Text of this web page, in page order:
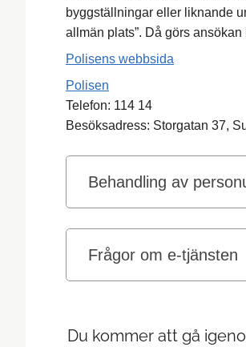
byggställningar eller liknande
allmän plats”. Då görs
Polisens webbsida
Polisen
Telefon: 114 14
Besöksadress: Storgatan 37,
Behandling av
Frågor om e-tjänsten
Du kommer att gå